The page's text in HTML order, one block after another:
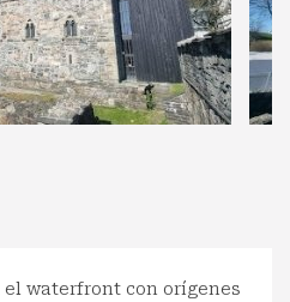
waterfront con orígenes